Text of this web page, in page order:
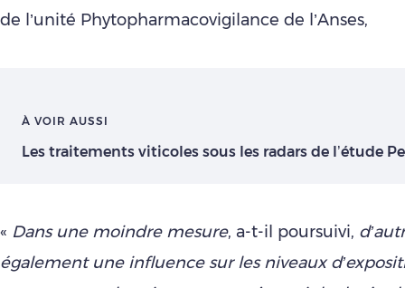
de l’unité Phytopharmacovigilance de l’Anses,
À VOIR AUSSI
Les traitements viticoles sous les radars de l’étude
« Dans une moindre mesure, a-t-il poursuivi,
également une influence sur les niveaux